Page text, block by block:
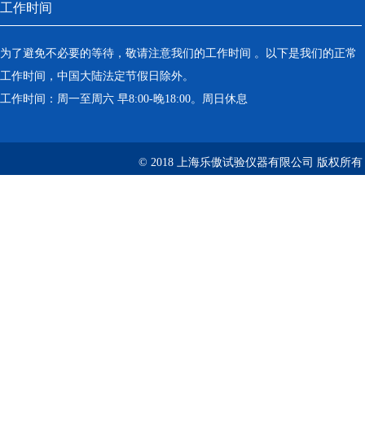
工作时间
为了避免不必要的等待，敬请注意我们的工作时间 。以下是我们的正常
工作时间，中国大陆法定节假日除外。
工作时间：周一至周六 早8:00-晚18:00。周日休息
© 2018 上海乐傲试验仪器有限公司 版权所